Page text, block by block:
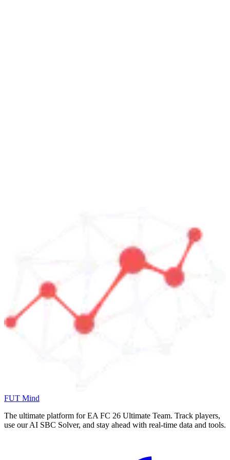
FUT Mind
The ultimate platform for EA FC 26 Ultimate Team. Track players,
use our AI SBC Solver, and stay ahead with real-time data and tools.